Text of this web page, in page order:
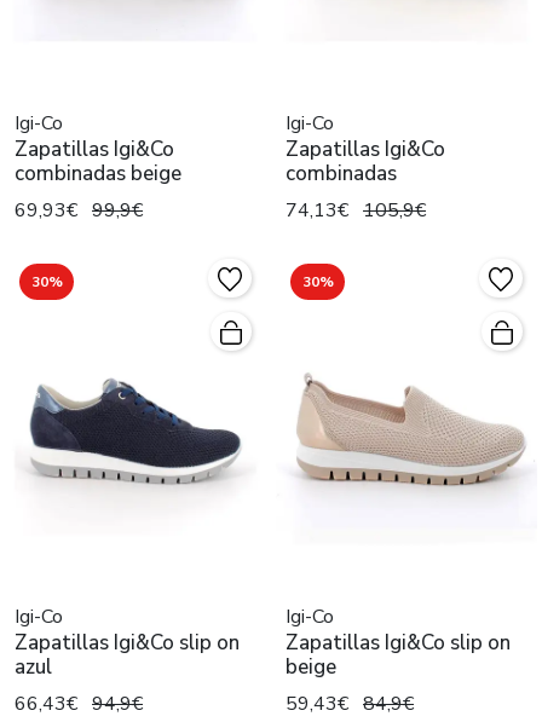
Igi-Co
Zapatillas Igi&Co
combinadas beige
69,93€ 99,9€
Igi-Co
Zapatillas Igi&Co
combinadas
74,13€ 105,9€
30%
Igi-Co
Zapatillas Igi&Co slip on
azul
66,43€ 94,9€
30%
Igi-Co
Zapatillas Igi&Co slip on
beige
59,43€ 84,9€